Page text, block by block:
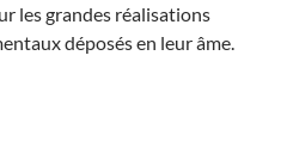
les grandes réalisations
déposés en leur âme.